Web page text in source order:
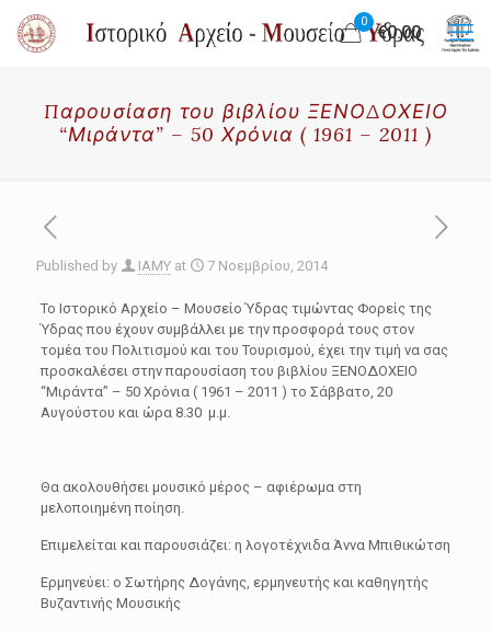
0
€0.00
Παρουσίαση του βιβλίου ΞΕΝΟΔΟΧΕΙΟ
“Μιράντα” – 50 Χρόνια ( 1961 – 2011 )
Published by IAMY at 7 Νοεμβρίου, 2014
Το Ιστορικό Αρχείο – Μουσείο Ύδρας τιμώντας Φορείς της
Ύδρας που έχουν συμβάλλει με την προσφορά τους στον
τομέα του Πολιτισμού και του Τουρισμού, έχει την τιμή να σας
προσκαλέσει στην παρουσίαση του βιβλίου ΞΕΝΟΔΟΧΕΙΟ
“Μιράντα” – 50 Χρόνια ( 1961 – 2011 ) το Σάββατο, 20
Αυγούστου και ώρα 8.30 μ.μ.
Θα ακολουθήσει μουσικό μέρος – αφιέρωμα στη
μελοποιημένη ποίηση.
Επιμελείται και παρουσιάζει: η λογοτέχνιδα Άννα Μπιθικώτση
Ερμηνεύει: ο Σωτήρης Δογάνης, ερμηνευτής και καθηγητής
Βυζαντινής Μουσικής